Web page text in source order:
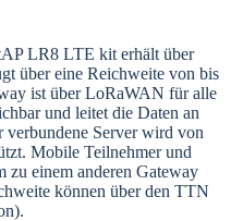
LR8 LTE kit erhält über
über eine Reichweite von bis
ist über LoRaWAN für alle
und leitet die Daten an
Server wird von
Mobile Teilnehmer und
zu einem anderen Gateway
können über den TTN